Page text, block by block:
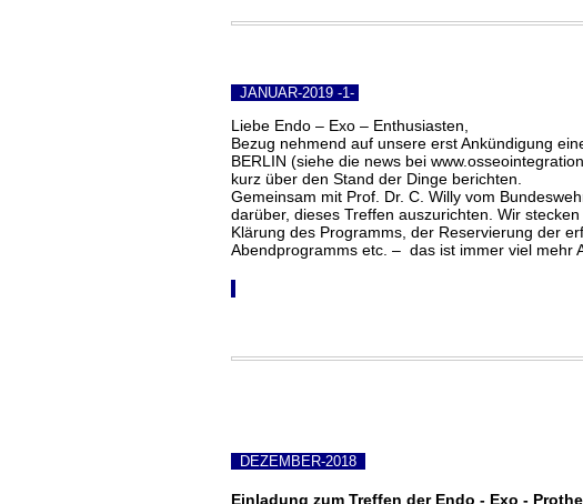
JANUAR-2019 -1-
Liebe Endo – Exo – Enthusiasten,
Bezug nehmend auf unsere erst Ankündigung
BERLIN (siehe die news bei
kurz über den Stand der Dinge berichten.
Gemeinsam mit Prof. Dr. C. Willy vom
darüber, dieses Treffen auszurichten. Wir
Klärung des Programms, der Reservierung der
Abendprogramms etc. – das ist immer viel mehr
DEZEMBER-2018
Einladung zum Treffen der Endo - Exo -